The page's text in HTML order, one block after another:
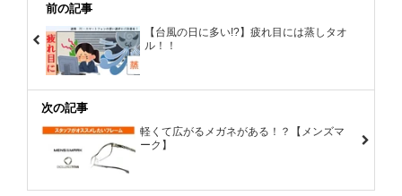
前の記事
【台風の日に多い!?】疲れ目には蒸しタオ
ル！！
次の記事
軽くて広がるメガネがある！？【メンズマ
ーク】